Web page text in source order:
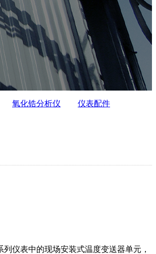
氧化锆分析仪
仪表配件
仪表中的现场安装式温度变送器单元，